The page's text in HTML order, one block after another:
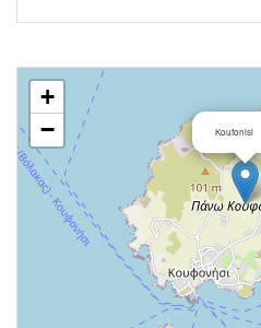
Koufonisi
+
−